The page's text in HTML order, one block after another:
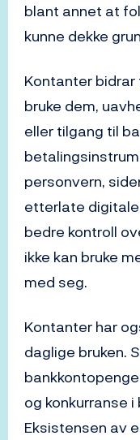
blant annet at
kunne dekke
Kontanter bidrar
bruke dem,
eller tilgang til
personvern,
etterlate digitale
bedre kontroll
ikke kan bruke
med seg.
Kontanter har
daglige bruken.
og konkurranse
Eksistensen av